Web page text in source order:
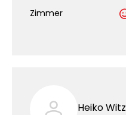
Zimmer
Heiko